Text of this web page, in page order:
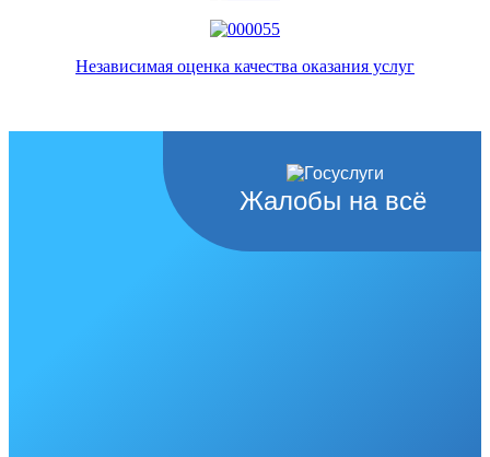
Независимая оценка качества оказания услуг
Жалобы на всё